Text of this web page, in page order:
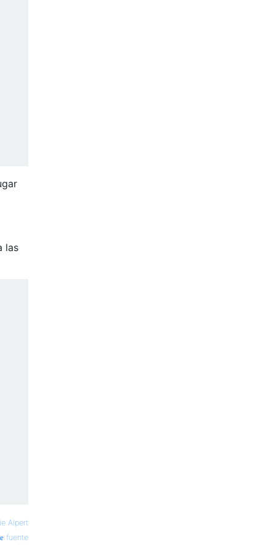
las
Alpert
fuente